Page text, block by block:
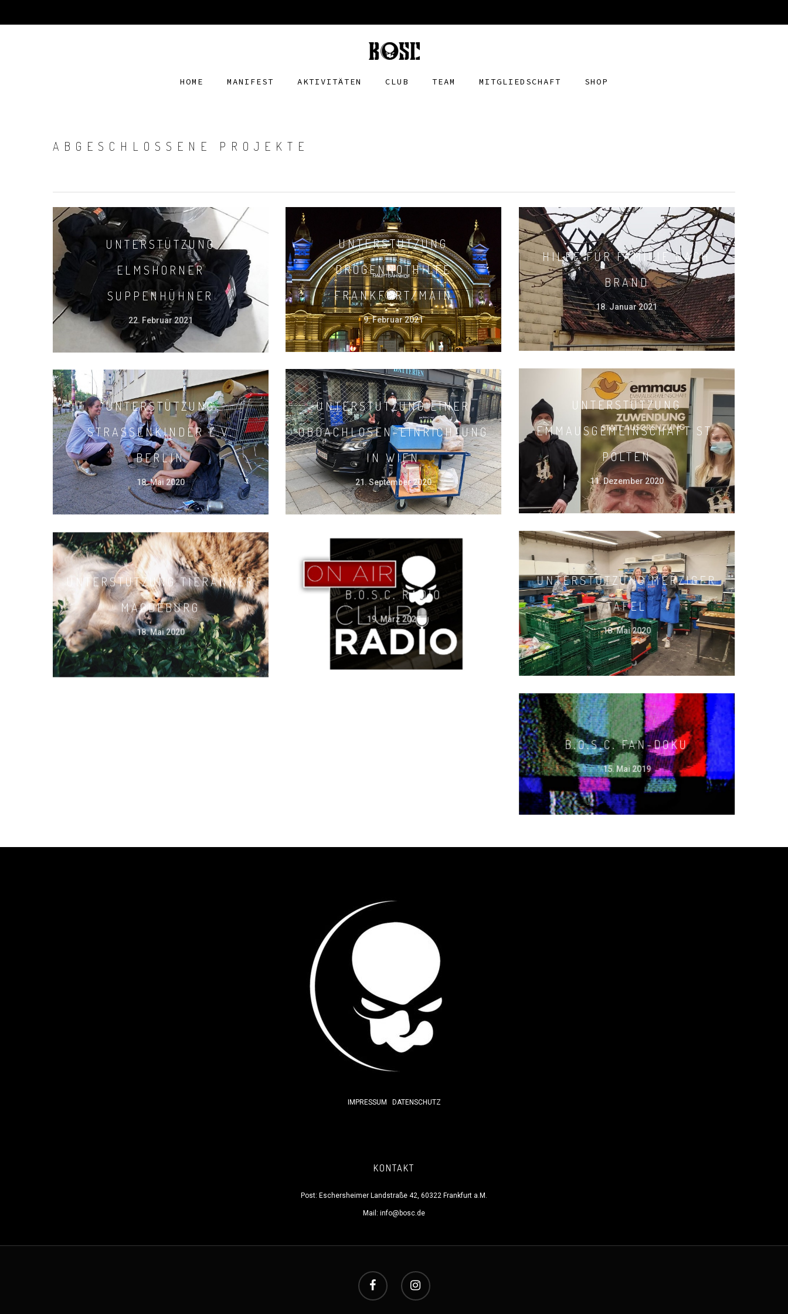
Hit enter to search or ESC to close
HOME MANIFEST AKTIVITÄTEN CLUB TEAM MITGLIEDSCHAFT SHOP
ABGESCHLOSSENE PROJEKTE
UNTERSTÜTZUNG
ELMSHORNER
SUPPENHÜHNER
22. Februar 2021
UNTERSTÜTZUNG
DROGENNOTHILFE
FRANKFURT/MAIN
9. Februar 2021
HILFE FÜR FAMILIE NACH
BRAND
18. Januar 2021
UNTERSTÜTZUNG
EMMAUSGEMEINSCHAFT ST.
PÖLTEN
11. Dezember 2020
UNTERSTÜTZUNG EINER
OBDACHLOSEN-EINRICHTUNG
IN WIEN
21. September 2020
UNTERSTÜTZUNG
STRASSENKINDER E.V. B
ERLIN
18. Mai 2020
UNTERSTÜTZUNG MERZIGER
TAFEL
18. Mai 2020
UNTERSTÜTZUNG TIERANKER
MAGDEBURG
18. Mai 2020
B.O.S.C. RADIO
19. März 2020
B.O.S.C. FAN-DOKU
15. Mai 2019
IMPRESSUM DATENSCHUTZ
KONTAKT
Post: Eschersheimer Landstraße 42, 60322 Frankfurt a.M.
Mail: info@bosc.de